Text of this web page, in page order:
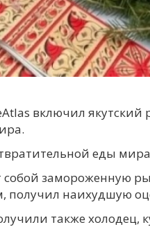
включил
еды
собой замороженную
получил наихудшую
также холодец,